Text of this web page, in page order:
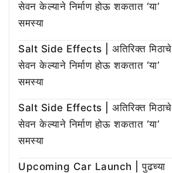
सेवन केल्याने निर्माण होऊ शकतात ‘या’
समस्या
Salt Side Effects | अतिरिक्त मिठाचे
सेवन केल्याने निर्माण होऊ शकतात ‘या’
समस्या
Salt Side Effects | अतिरिक्त मिठाचे
सेवन केल्याने निर्माण होऊ शकतात ‘या’
समस्या
Upcoming Car Launch | पुढच्या